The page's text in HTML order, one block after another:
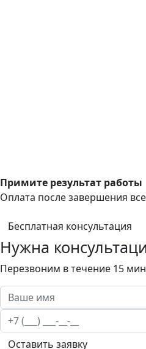
Примите результат работы
Оплата после завершения
Бесплатная консультация
Нужна
Перезвоним в течение 15
Оставить заявку